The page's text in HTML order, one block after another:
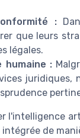
:
que leurs
légales.
humaine :
l'intelligence
de